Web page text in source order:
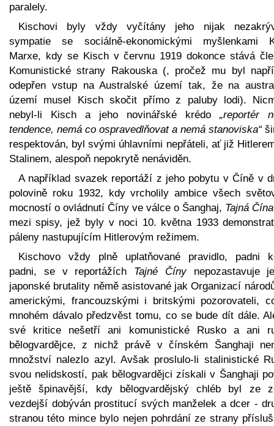
paralely.
Kischovi byly vždy vyčítány jeho nijak
sympatie se sociálně-ekonomickými myšlenkami
Marxe, kdy se Kisch v červnu 1919 dokonce stává
Komunistické strany Rakouska (, pročež mu byl
odepřen vstup na Australské území tak, že na
území musel Kisch skočit přímo z paluby lodi).
nebyl-li Kisch a jeho novinářské krédo „reportér
tendence, nemá co ospravedlňovat a nemá stanoviska“
respektován, byl svými úhlavními nepřáteli, ať již
Stalinem, alespoň nepokrytě nenáviděn.
A například svazek reportáží z jeho pobytu v Číně v
polovině roku 1932, kdy vrcholily ambice všech
mocností o ovládnutí Číny ve válce o Šanghaj, Tajná Čína
mezi spisy, jež byly v noci 10. května 1933
páleny nastupujícím Hitlerovým režimem.
Kischovo vždy plně uplatňované pravidlo, padni
padni, se v reportážích Tajné Čínynepozastavuje
japonské brutality němě asistované jak Organizací
americkými, francouzskými i britskými pozorovateli,
mnohém dávalo předzvěst tomu, co se bude dít dále.
své kritice nešetří ani komunistické Rusko a ani
bělogvardějce, z nichž právě v čínském Šanghaji
množství nalezlo azyl. Avšak proslulo-li stalinistické
svou nelidskostí, pak bělogvardějci získali v Šanghaji
ještě špinavější, kdy bělogvardějský chléb byl ze
vezdejší dobýván prostitucí svých manželek a dcer -
stranou této mince bylo nejen pohrdání ze strany